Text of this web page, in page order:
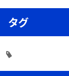
タグ